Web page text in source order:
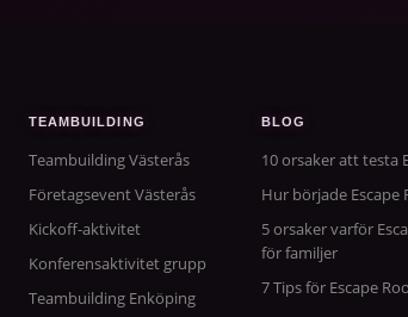
TEAMBUILDING
Teambuilding Västerås
Företagsevent Västerås
Kickoff-aktivitet
Konferensaktivitet grupp
Teambuilding Enköping
BLOG
10 orsaker att testa
Hur började Escape
5 orsaker varför
för familjer
7 Tips för Escape